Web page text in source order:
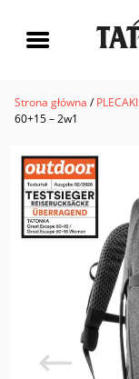
produktów
Strona główna /PLECAKI
60+15 – 2w1